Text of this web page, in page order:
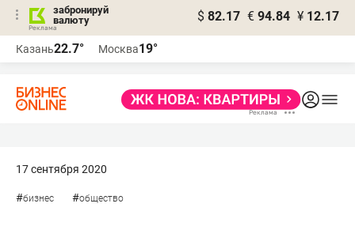
забронируй
валюту
$ 82.17 € 94.84 ¥ 12.17
Казань22.7° Москва19°
17 сентября 2020
#бизнес #общество